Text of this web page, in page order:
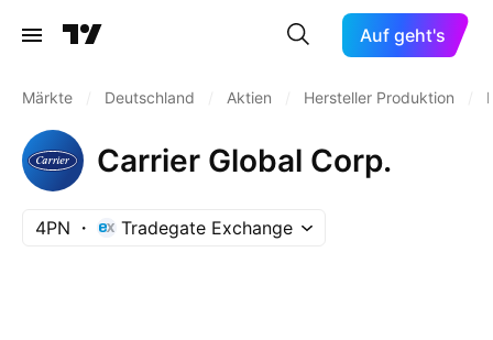
Auf geht's
Märkte Deutschland Aktien Hersteller Produktion
Carrier Global Corp.
4PN Tradegate Exchange